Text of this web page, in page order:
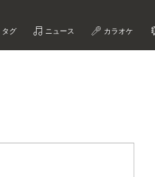
タグ ニュース カラオケ